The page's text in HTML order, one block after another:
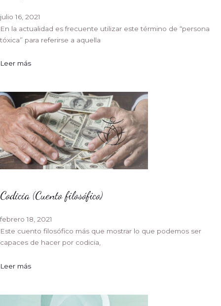
julio 16, 2021
En la actualidad es frecuente utilizar este término de “persona
tóxica” para referirse a aquella
Leer más
Codicia (Cuento filosófico)
febrero 18, 2021
Este cuento filosófico más que mostrar lo que podemos ser
capaces de hacer por codicia,
Leer más